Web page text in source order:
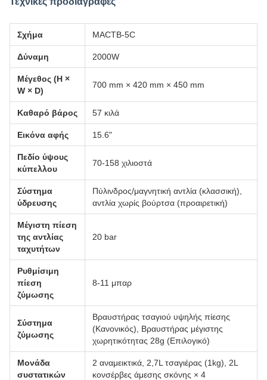
Σχήμα MACTB-5C
Δύναμη 2000W
Μέγεθος (H ×
W × D)
700 mm × 420 mm × 450 mm
Καθαρό βάρος 57 κιλά
Εικόνα αφής 15.6"
Πεδίο ύψους
κύπελλου
70-158 χιλιοστά
Σύστημα
ύδρευσης
Πύλινδρος/μαγνητική αντλία (κλασσική),
αντλία χωρίς βούρτσα (προαιρετική)
Μέγιστη πίεση
της αντλίας
ταχυτήτων
20 bar
Ρυθμίσιμη
πίεση
ζύμωσης
8-11 μπαρ
Σύστημα
ζύμωσης
Βραυστήρας τσαγιού υψηλής πίεσης
(Κανονικός), Βραυστήρας μέγιστης
χωρητικότητας 28g (Επιλογικό)
Μονάδα
συστατικών
2 αναμεικτικά, 2,7L τσαγιέρας (1kg), 2L
κονσέρβες άμεσης σκόνης × 4